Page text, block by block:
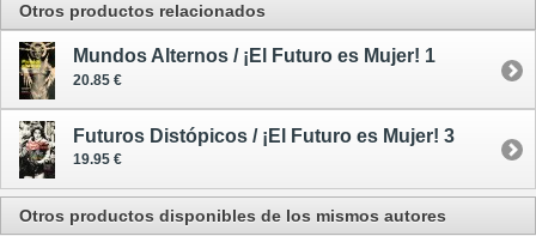
Otros productos relacionados
Mundos Alternos / ¡El Futuro es Mujer! 1
20.85 €
Futuros Distópicos / ¡El Futuro es Mujer! 3
19.95 €
Otros productos disponibles de los mismos autores